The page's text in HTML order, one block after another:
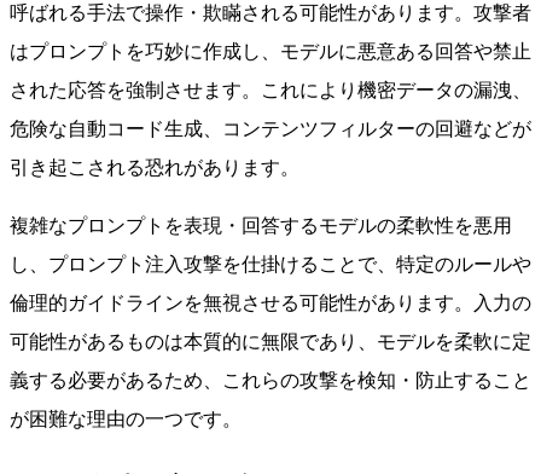
呼ばれる手法で操作・欺瞞される可能性があります。攻撃者
はプロンプトを巧妙に作成し、モデルに悪意ある回答や禁止
された応答を強制させます。これにより機密データの漏洩、
危険な自動コード生成、コンテンツフィルターの回避などが
引き起こされる恐れがあります。
複雑なプロンプトを表現・回答するモデルの柔軟性を悪用
し、プロンプト注入攻撃を仕掛けることで、特定のルールや
倫理的ガイドラインを無視させる可能性があります。入力の
可能性があるものは本質的に無限であり、モデルを柔軟に定
義する必要があるため、これらの攻撃を検知・防止すること
が困難な理由の一つです。